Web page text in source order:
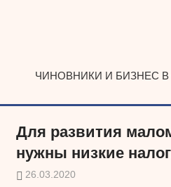
ЧИНОВНИКИ И БИЗНЕС В
Для развития
нужны низкие
26.03.2020